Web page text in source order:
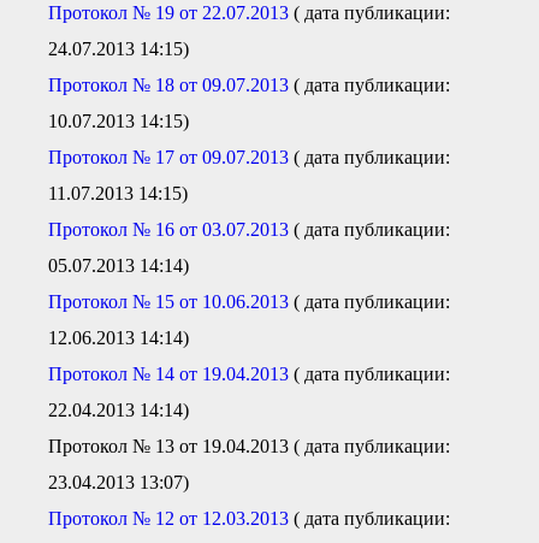
Протокол № 19 от 22.07.2013 ( дата публикации:
24.07.2013 14:15)
Протокол № 18 от 09.07.2013 ( дата публикации:
10.07.2013 14:15)
Протокол № 17 от 09.07.2013 ( дата публикации:
11.07.2013 14:15)
Протокол № 16 от 03.07.2013 ( дата публикации:
05.07.2013 14:14)
Протокол № 15 от 10.06.2013 ( дата публикации:
12.06.2013 14:14)
Протокол № 14 от 19.04.2013 ( дата публикации:
22.04.2013 14:14)
Протокол № 13 от 19.04.2013 ( дата публикации:
23.04.2013 13:07)
Протокол № 12 от 12.03.2013 ( дата публикации: